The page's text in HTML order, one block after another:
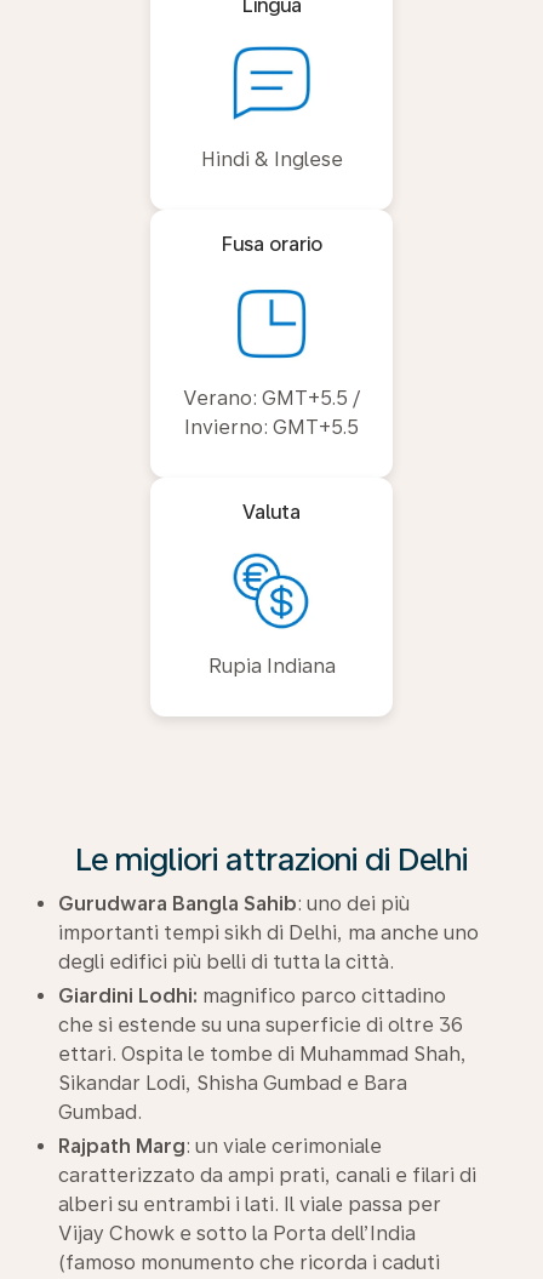
Lingua
Hindi & Inglese
Fusa orario
Verano: GMT+5.5 /
Invierno: GMT+5.5
Valuta
Rupia Indiana
Le migliori attrazioni di Delhi
Gurudwara Bangla Sahib: uno dei più
importanti tempi sikh di Delhi, ma anche uno
degli edifici più belli di tutta la città.
Giardini Lodhi: magnifico parco cittadino
che si estende su una superficie di oltre 36
ettari. Ospita le tombe di Muhammad Shah,
Sikandar Lodi, Shisha Gumbad e Bara
Gumbad.
Rajpath Marg: un viale cerimoniale
caratterizzato da ampi prati, canali e filari di
alberi su entrambi i lati. Il viale passa per
Vijay Chowk e sotto la Porta dell’India
(famoso monumento che ricorda i caduti